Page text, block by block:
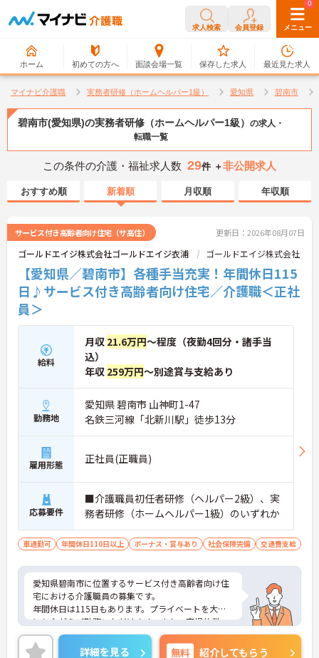
求人検索 会員登録 メニュー
ホーム 初めての方へ 面談会場一覧
0
保存した求人
0
最近見た求人
マイナビ介護職 実務者研修（ホームヘルパー1級） 愛知県 碧南市
碧南市(愛知県)の実務者研修（ホームヘルパー1級） の求人・
転職一覧
この条件の介護・福祉求人数 29件 ＋非公開求人
おすすめ順 新着順 月収順 年収順
サービス付き高齢者向け住宅（サ高住） 更新日：2026年08月07日
ゴールドエイジ株式会社ゴールドエイジ衣浦 ゴールドエイジ株式会社
【愛知県／碧南市】各種手当充実！年間休日115
日♪サービス付き高齢者向け住宅／介護職＜正社
員＞
給料
月収 21.6万円～程度（夜勤4回分・諸手当
込）
年収 259万円～別途賞与支給あり
勤務地
愛知県 碧南市 山神町1-47
名鉄三河線「北新川駅」徒歩13分
雇用形態 正社員(正職員)
応募要件
■介護職員初任者研修（ヘルパー2級）、実
務者研修（ホームヘルパー1級）のいずれか
車通勤可 年間休日110日以上 ボーナス・賞与あり 社会保険完備 交通費支給
愛知県碧南市に位置するサービス付き高齢者向け住
宅における介護職員の募集です。
年間休日は115日もあります。プライベートを大切
にしながらご勤務いただけます。また、育児休業・
介護休業・看護休暇の取得実績があり、ライフステ
ージが変化しても働ける職場環境です。
詳細を見る 無料 紹介してもらう